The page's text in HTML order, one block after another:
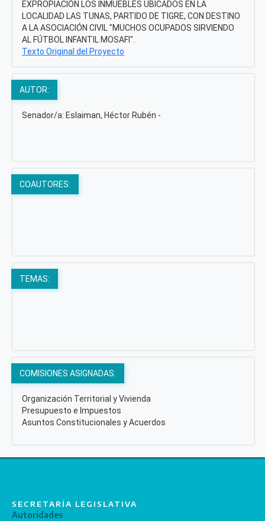
EXPROPIACIÓN LOS INMUEBLES UBICADOS EN LA
LOCALIDAD LAS TUNAS, PARTIDO DE TIGRE, CON DESTINO
A LA ASOCIACIÓN CIVIL "MUCHOS OCUPADOS SIRVIENDO
AL FÚTBOL INFANTIL MOSAFI".
Texto Original del Proyecto
AUTOR:
Senador/a: Eslaiman, Héctor Rubén -
COAUTORES:
TEMAS:
COMISIONES ASIGNADAS:
Organización Territorial y Vivienda
Presupuesto e Impuestos
Asuntos Constitucionales y Acuerdos
SECRETARÍA LEGISLATIVA
Autoridades